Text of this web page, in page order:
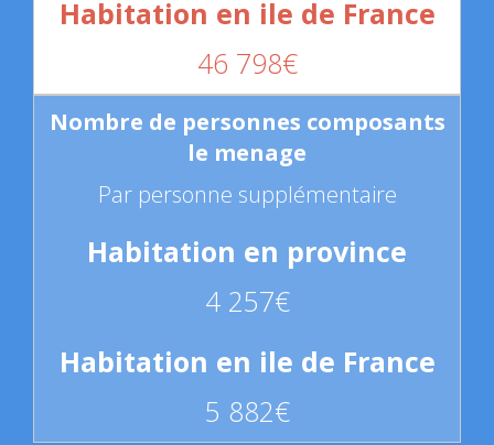
46 798€
Par personne supplémentaire
4 257€
5 882€